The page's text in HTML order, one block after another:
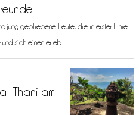
jung gebliebene Leute, die in erster Linie
und sich einen erleb
Thani am